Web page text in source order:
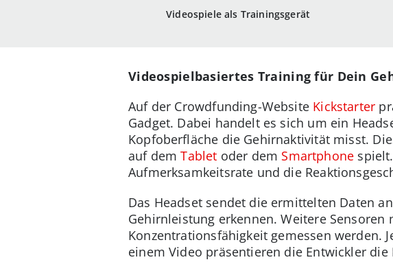
Videospiele als Trainingsgerät
Videospielbasiertes Training für Dein
Auf der Crowdfunding-Website Kickstarter
Gadget. Dabei handelt es sich um ein
Kopfoberfläche die Gehirnaktivität misst.
auf demTablet oder dem Smartphone
Aufmerksamkeitsrate und die
Das Headset sendet die ermittelten Daten
Gehirnleistung erkennen. Weitere
Konzentrationsfähigkeit gemessen werden.
einem Video präsentieren die Entwickler